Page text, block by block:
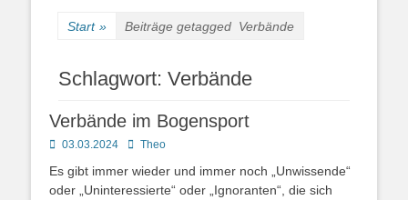
Start » Beiträge getagged Verbände
Schlagwort: Verbände
Verbände im Bogensport
Posted
03.03.2024 AutorTheo
Es gibt immer wieder und immer noch „Unwissende“
oder „Uninteressierte“ oder „Ignoranten“, die sich